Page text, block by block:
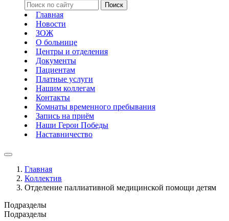
Главная
Новости
ЗОЖ
О больнице
Центры и отделения
Документы
Пациентам
Платные услуги
Нашим коллегам
Контакты
Комнаты временного пребывания
Запись на приём
Наши Герои Победы
Наставничество
Главная
Коллектив
Отделение паллиативной медицинской помощи детям
Подразделы
Подразделы